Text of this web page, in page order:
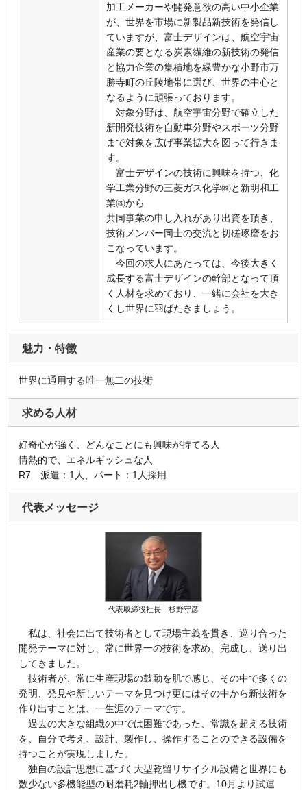
加工メーカーや開発意欲の高い中小企業
が、世界を市場に新製品新技術を発信し
ていますが、富士デザインは、航空宇宙
産業の要となる炭素繊維の新技術の発信
と協力企業の集積地を緑豊かな小野市万
勝寺町の丘陵地帯に選び、世界の中心と
なるように頑張っております。
対象分野は、航空宇宙分野で確立した
新開発技術を自動車分野やスポーツ分野
まで対象を広げ事業拡大を図って行きま
す。
富士デザインの技術に興味を持つ、化
学工業分野の三菱ガス化学㈱と新明和工
業㈱から
共同事業の申し入れがあり出資を頂き、
技術メンバー同士の交流と切磋琢磨をお
こなっています。
今回の求人にあたっては、今後大きく
成長する富士デザインの幹部となって頂
く人材を求めており、一緒に会社を大き
くし世界に羽ばたきましょう。
魅力・特徴
世界に通用する唯一無二の技術
求める人材
好奇心が強く、どんなことにも興味が持てる人
情熱的で、エネルギッシュな人
R7 派遣：1人、パート：1人採用
代表メッセージ
代表取締役社長 杉野守彦
私は、社会に出て技術者として現場主義を貫き、巡り合った
開発テーマに対し、常に世界一の技術を求め、完成し、送り出
してきました。
技術者が、常に生産現場の鼓動を肌で感じ、その中で多くの
発明、発見や新しいテーマを見つけ更にはその中から新技術を
作り出すことは、一生涯のテーマです。
過去の大きな組織の中では困難であった、常識を超える技術
を、自分で考え、設計、製作し、操作することのできる設備を
持つことが実現しました。
独自の設計思想に基づく大型乾留リサイクル設備と世界にも
数少ない多機能型の耐磨耗2軸押出し機です。10月より試運